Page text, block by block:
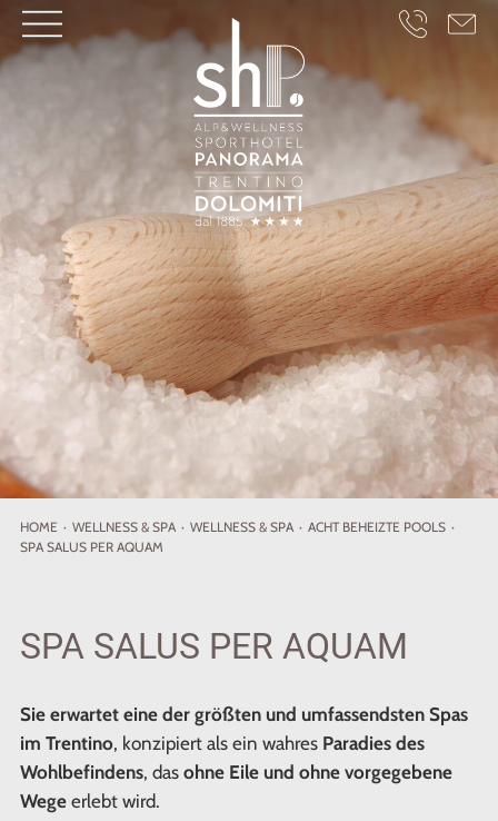
HOME · WELLNESS & SPA · WELLNESS & SPA · ACHT BEHEIZTE POOLS ·
SPA SALUS PER AQUAM
SPA SALUS PER AQUAM
Sie erwartet eine der größten und umfassendsten Spas
im Trentino, konzipiert als ein wahres Paradies des
Wohlbefindens, das ohne Eile und ohne vorgegebene
Wegeerlebt wird.